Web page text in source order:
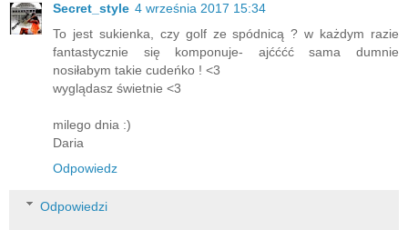
Secret_style 4 września 2017 15:34
To jest sukienka, czy golf ze spódnicą ? w każdym razie
fantastycznie się komponuje- ajćććć sama dumnie
nosiłabym takie cudeńko ! <3
wyglądasz świetnie <3
milego dnia :)
Daria
Odpowiedz
Odpowiedzi